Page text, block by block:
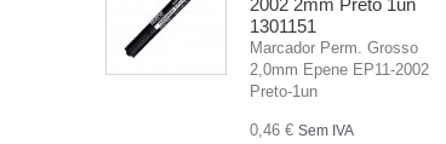
1301151
Marcador Perm. Grosso
2,0mm Epene EP11-2002
Preto-1un
0,46 € Sem IVA